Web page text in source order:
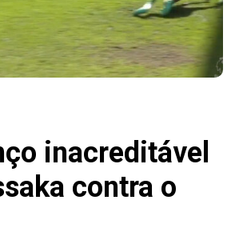
inacreditável
contra o